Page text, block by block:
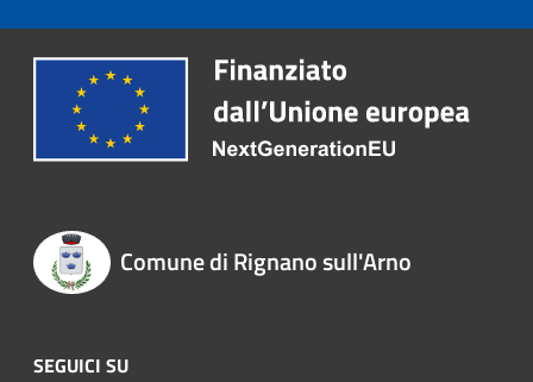
Comune di Rignano sull'Arno
SEGUICI SU